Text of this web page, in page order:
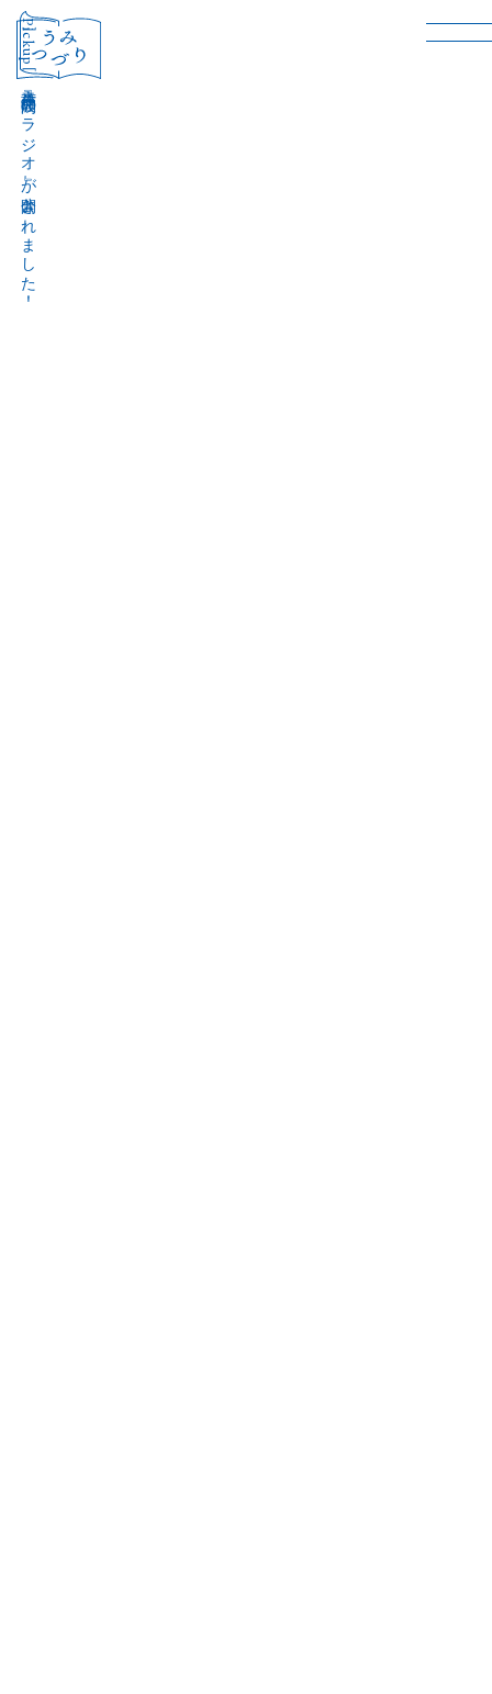
［Pickup］
音声作品『波間のラジオ』が公開されました！